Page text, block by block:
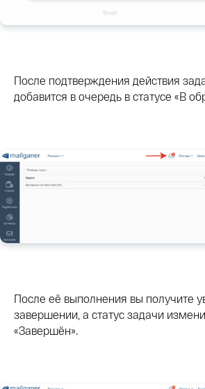
После подтверждения действия
добавится в очередь в статусе «В
После её выполнения вы получите
завершении, а статус задачи
«Завершён».